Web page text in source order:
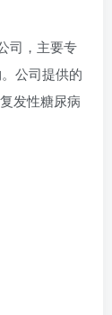
司，主要专
公司提供的
发性糖尿病